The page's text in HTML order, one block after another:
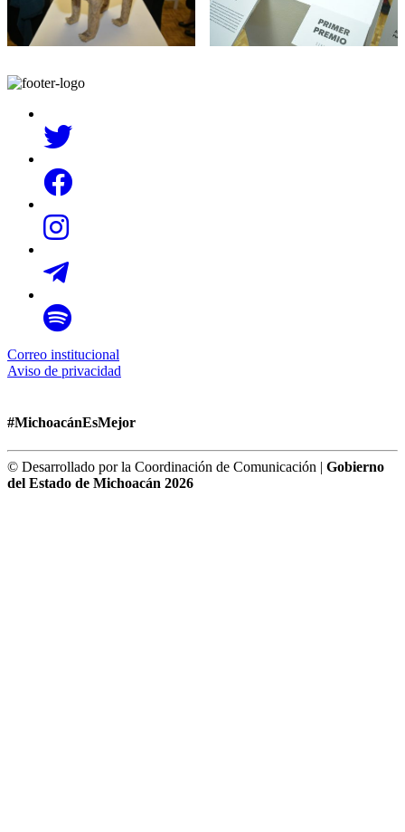
Correo institucional
Aviso de privacidad
#MichoacánEsMejor
© Desarrollado por la Coordinación de Comunicación | Gobierno
del Estado de Michoacán 2026